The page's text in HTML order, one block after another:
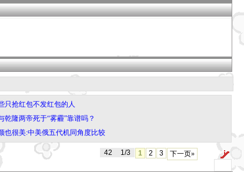
只抢红包不发红包的人
乾隆两帝死于“雾霾”靠谱吗？
也很美:中美俄五代机同角度比较
42 1/3 1 2 3 下一页»